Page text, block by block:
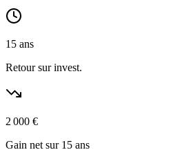
15 ans
Retour sur invest.
2 000 €
Gain net sur 15 ans